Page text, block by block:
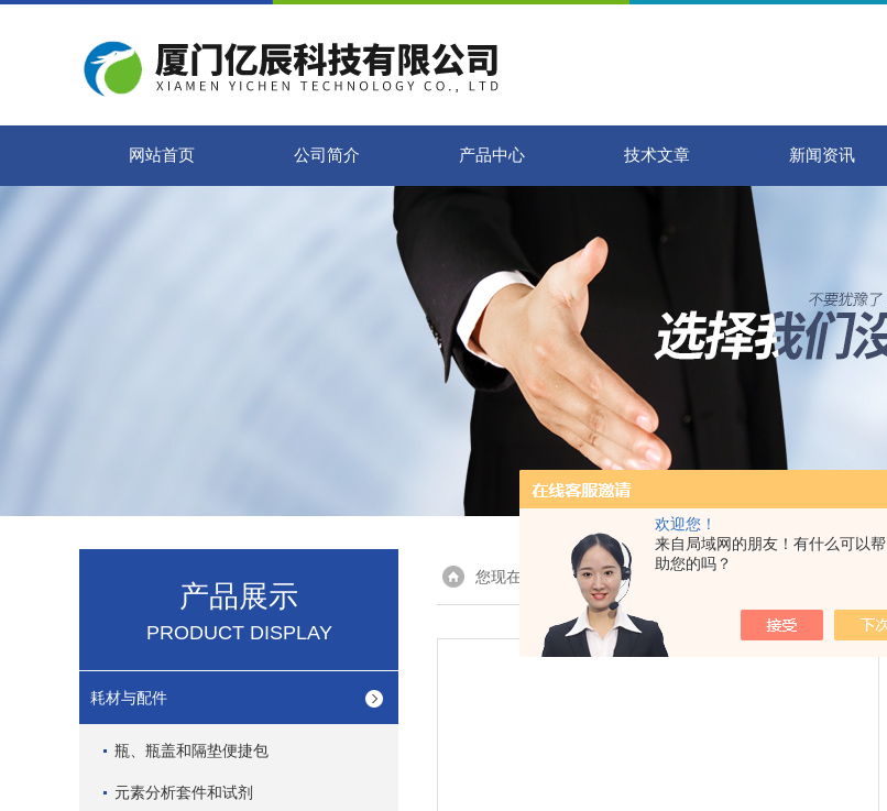
欢迎您！
来自局域网的朋友！有什么可以帮
助您的吗？
网站首页 公司简介 产品中心 技术文章 新闻资讯
产品展示
PRODUCT DISPLAY
耗材与配件
瓶、瓶盖和隔垫便捷包
元素分析套件和试剂
您现在的位置：首页> 产品展示 > 耗材与配件